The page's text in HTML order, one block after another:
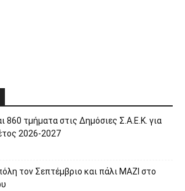
860 τμήματα στις Δημόσιες Σ.Α.Ε.Κ. για
2026-2027
τον Σεπτέμβριο και πάλι ΜΑΖΙ στο